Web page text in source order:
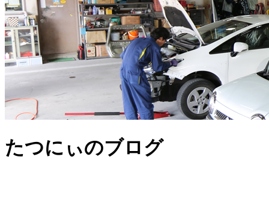
たつにぃのブログ